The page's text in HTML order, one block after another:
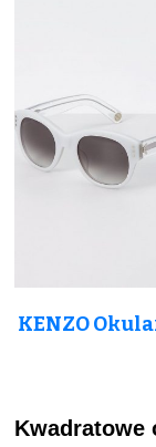
KENZO
Kwadratowe